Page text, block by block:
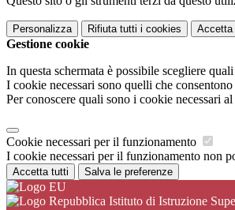
Personalizza Rifiuta tutti i cookies Accetta
Gestione cookie
In questa schermata è possibile scegliere
I cookie necessari sono quelli che
Per conoscere quali sono i cookie necessari
Cookie necessari per il funzionamento
I cookie necessari per il funzionamento non
Accetta tutti Salva le preferenze
Istituto di Istruzione